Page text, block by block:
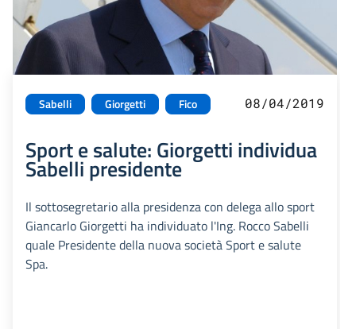
Sabelli Giorgetti Fico 08/04/2019
Sport e salute: Giorgetti individua
Sabelli presidente
Il sottosegretario alla presidenza con delega allo sport
Giancarlo Giorgetti ha individuato l'Ing. Rocco Sabelli
quale Presidente della nuova società Sport e salute
Spa.